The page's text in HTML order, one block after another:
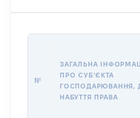
№
ЗАГАЛЬНА
ПРО СУБʼЄКТА
ГОСПОДАРЮВАННЯ,
НАБУТТЯ ПРАВА